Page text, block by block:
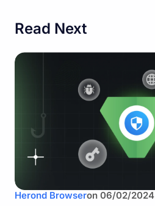
Read Next
Herond Browseron 06/02/2024